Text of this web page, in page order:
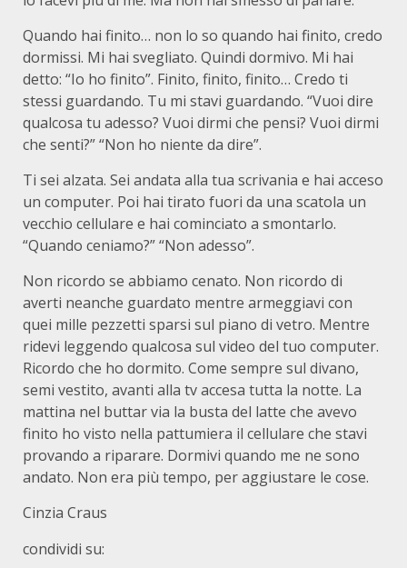
Quando hai finito… non lo so quando hai finito, credo
dormissi. Mi hai svegliato. Quindi dormivo. Mi hai
detto: “Io ho finito”. Finito, finito, finito… Credo ti
stessi guardando. Tu mi stavi guardando. “Vuoi dire
qualcosa tu adesso? Vuoi dirmi che pensi? Vuoi dirmi
che senti?” “Non ho niente da dire”.
Ti sei alzata. Sei andata alla tua scrivania e hai acceso
un computer. Poi hai tirato fuori da una scatola un
vecchio cellulare e hai cominciato a smontarlo.
“Quando ceniamo?” “Non adesso”.
Non ricordo se abbiamo cenato. Non ricordo di
averti neanche guardato mentre armeggiavi con
quei mille pezzetti sparsi sul piano di vetro. Mentre
ridevi leggendo qualcosa sul video del tuo computer.
Ricordo che ho dormito. Come sempre sul divano,
semi vestito, avanti alla tv accesa tutta la notte. La
mattina nel buttar via la busta del latte che avevo
finito ho visto nella pattumiera il cellulare che stavi
provando a riparare. Dormivi quando me ne sono
andato. Non era più tempo, per aggiustare le cose.
Cinzia Craus
condividi su: